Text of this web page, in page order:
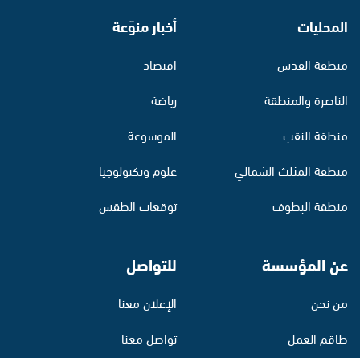
المحليات
منطقة القدس
الناصرة والمنطقة
منطقة النقب
منطقة المثلث الشمالي
منطقة البطوف
أخبار منوّعة
اقتصاد
رياضة
الموسوعة
علوم وتكنولوجيا
توقعات الطقس
عن المؤسسة
من نحن
طاقم العمل
للتواصل
الإعلان معنا
تواصل معنا